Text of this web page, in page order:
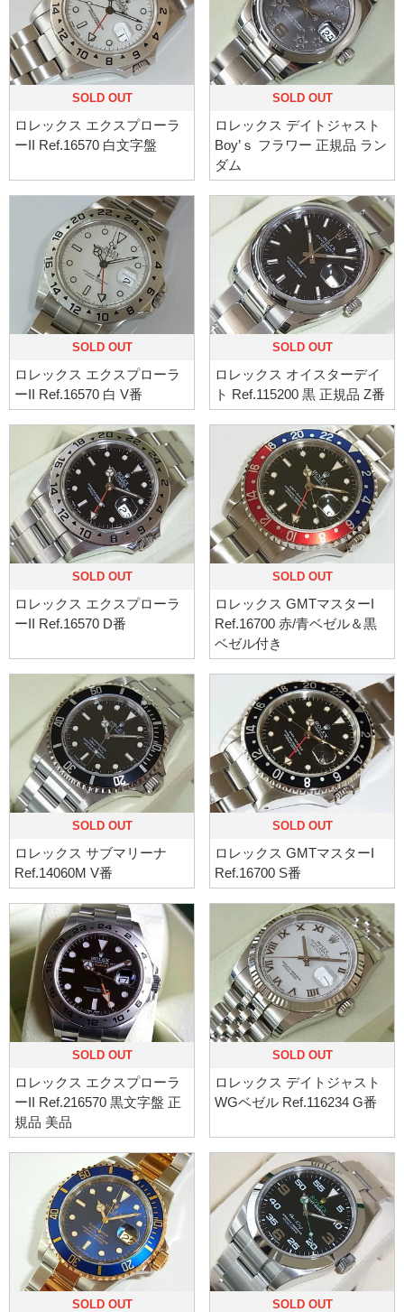
SOLD OUT
ロレックス エクスプローラ
ーII Ref.16570 白文字盤
SOLD OUT
ロレックス デイトジャスト
Boy’ｓ フラワー 正規品 ラン
ダム
SOLD OUT
ロレックス エクスプローラ
ーII Ref.16570 白 V番
SOLD OUT
ロレックス オイスターデイ
ト Ref.115200 黒 正規品 Z番
SOLD OUT
ロレックス エクスプローラ
ーII Ref.16570 D番
SOLD OUT
ロレックス GMTマスターI
Ref.16700 赤/青ベゼル＆黒
ベゼル付き
SOLD OUT
ロレックス サブマリーナ
Ref.14060M V番
SOLD OUT
ロレックス GMTマスターI
Ref.16700 S番
SOLD OUT
ロレックス エクスプローラ
ーII Ref.216570 黒文字盤 正
規品 美品
SOLD OUT
ロレックス デイトジャスト
WGベゼル Ref.116234 G番
SOLD OUT SOLD OUT